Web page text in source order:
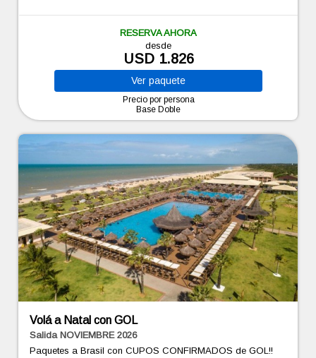
RESERVA AHORA
desde
USD 1.826
Ver paquete
Precio por persona
Base Doble
Volá a Natal con GOL
Salida NOVIEMBRE 2026
Paquetes a Brasil con CUPOS CONFIRMADOS de GOL!!